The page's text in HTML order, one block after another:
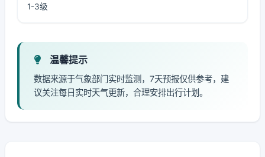
1-3级
温馨提示
数据来源于气象部门实时监测，7天预报仅供参考，建
议关注每日实时天气更新，合理安排出行计划。